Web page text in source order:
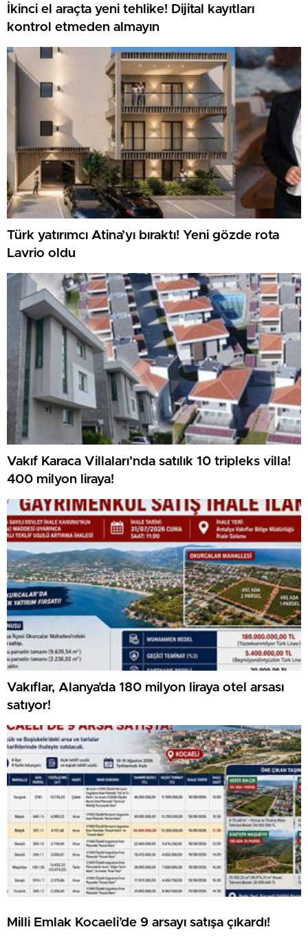
İkinci el araçta yeni tehlike! Dijital kayıtları
kontrol etmeden almayın
Türk yatırımcı Atina’yı bıraktı! Yeni gözde rota
Lavrio oldu
Vakıf Karaca Villaları’nda satılık 10 tripleks villa!
400 milyon liraya!
Vakıflar, Alanya’da 180 milyon liraya otel arsası
satıyor!
Milli Emlak Kocaeli’de 9 arsayı satışa çıkardı!